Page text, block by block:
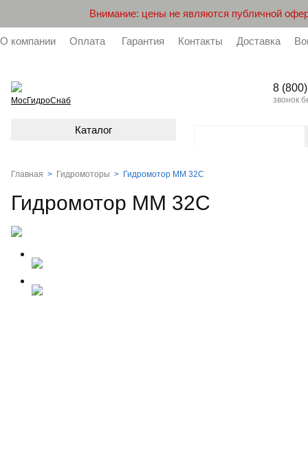
Внимание: цены не являются публичной
О компании Оплата Гарантия Контакты Доставка
МосГидроСнаб
8
звонок
Каталог
Главная > Гидромоторы > Гидромотор MM 32C
Гидромотор MM 32C